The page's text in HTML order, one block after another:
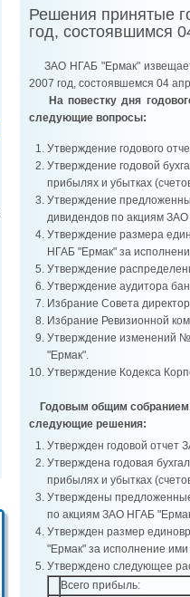
Решения принятые
год, состоявшимся
ЗАО НГАБ "Ермак"
2007 год, состоявшемся 04
На повестку дня
следующие вопросы:
Утверждение годового
Утверждение годовой
прибылях и убытках
Утверждение
дивидендов по акциям
Утверждение размера
НГАБ "Ермак" за
Утверждение
Утверждение аудитора
Избрание Совета
Избрание Ревизионной
Утверждение изменений
"Ермак".
Утверждение Кодекса
Годовым общим
следующие решения:
Утвержден годовой отчет
Утверждена годовая
прибылях и убытках
Утверждены
по акциям ЗАО НГАБ
Утвержден размер
"Ермак" за исполнение ими
Утверждено следующее
Всего прибыль: